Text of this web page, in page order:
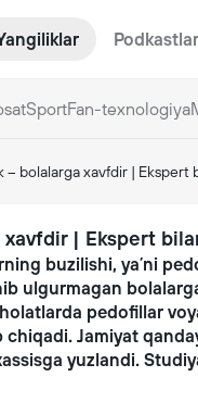
Podkastlar
SportFan-texnologiya
– bolalarga xavfdir | Ekspert
| Ekspert
buzilishi, yaʼni
ulgurmagan
pedofillar
chiqadi. Jamiyat
yuzlandi.